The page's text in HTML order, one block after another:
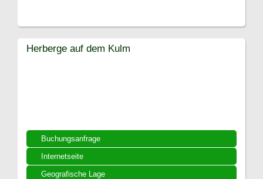
Buchungsanfrage
Internetseite
Geografische Lage
Herberge auf dem Kulm